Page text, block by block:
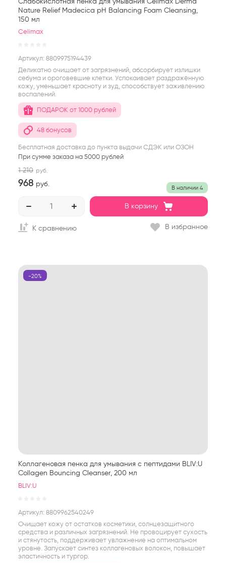
Nature Relief Madecica pH Balancing Foam Cleansing,
150 мл
Celimax
Артикул: 8809975194439
Деликатно очищает от загрязнений, абсорбирует излишки
себума и ороговевшие клетки. Успокаивает раздражённую
кожу, уменьшает красноту и зуд, способствует заживлению
воспалений.
ПОДАРОК от 1000 рублей
48 бонусов
Бесплатная доставка до пункта выдачи СДЭК или ОЗОН
При сумме заказа на 5000 рублей
В наличии 4
1 210 руб.
968 руб.
В корзину
К сравнению В избранное
-20%
Коллагеновая пенка для умывания с пептидами BLIV:U
Collagen Bouncing Cleanser, 200 мл
BLIV:U
Артикул: 8809962540249
Очищает кожу от остатков косметики, солнцезащитного
средства и различных загрязнений. Не провоцирует сухость
и стянутость, поддерживает увлажнение на оптимальном
уровне. Запускает синтез коллагеновых волокон, повышает
эластичность и тургор.